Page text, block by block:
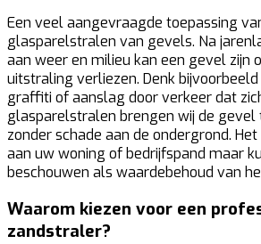
Een veel aangevraagde toepassing
glasparelstralen van gevels. Na
aan weer en milieu kan een gevel zijn
uitstraling verliezen. Denk
graffiti of aanslag door verkeer dat
glasparelstralen brengen wij de
zonder schade aan de ondergrond.
aan uw woning of bedrijfspand maar
beschouwen als waardebehoud van
Waarom kiezen voor een
zandstraler?